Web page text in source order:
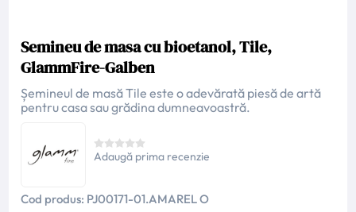
Semineu de masa cu bioetanol, Tile,
GlammFire-Galben
Șemineul de masă Tile este o adevărată piesă de artă
pentru casa sau grădina dumneavoastră.
Adaugă prima recenzie
Cod produs: PJ00171-01.AMAREL O